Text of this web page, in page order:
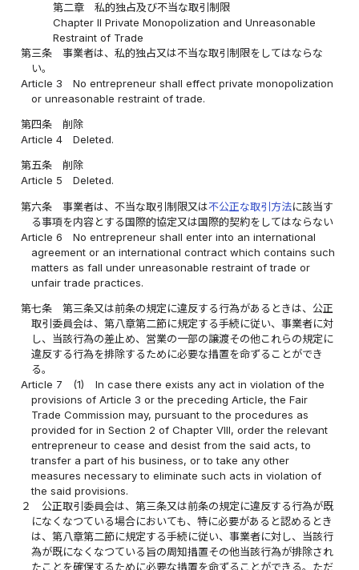
第二章 私的独占及び不当な取引制限
Chapter II Private Monopolization and Unreasonable
Restraint of Trade
第三条
事業者は、私的独占又は不当な取引制限をしてはならな
い。
Article 3
No entrepreneur shall effect private monopolization
or unreasonable restraint of trade.
第四条
削除
Article 4
Deleted.
第五条
削除
Article 5
Deleted.
第六条 事業者は、不当な取引制限又は不公正な取引方法に該当す
る事項を内容とする国際的協定又は国際的契約をしてはならない
Article 6
No entrepreneur shall enter into an international
agreement or an international contract which contains such
matters as fall under unreasonable restraint of trade or
unfair trade practices.
第七条
第三条又は前条の規定に違反する行為があるときは、公正
取引委員会は、第八章第二節に規定する手続に従い、事業者に対
し、当該行為の差止め、営業の一部の譲渡その他これらの規定に
違反する行為を排除するために必要な措置を命ずることができ
る。
Article 7
(1)
In case there exists any act in violation of the
provisions of Article 3 or the preceding Article, the Fair
Trade Commission may, pursuant to the procedures as
provided for in Section 2 of Chapter VIII, order the relevant
entrepreneur to cease and desist from the said acts, to
transfer a part of his business, or to take any other
measures necessary to eliminate such acts in violation of
the said provisions.
２
公正取引委員会は、第三条又は前条の規定に違反する行為が既
になくなつている場合においても、特に必要があると認めるとき
は、第八章第二節に規定する手続に従い、事業者に対し、当該行
為が既になくなつている旨の周知措置その他当該行為が排除され
たことを確保するために必要な措置を命ずることができる。ただ